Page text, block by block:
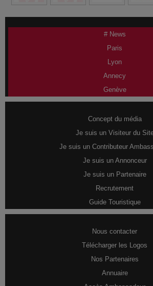
# News
Paris
Lyon
Annecy
Genève
Concept du média
Je suis un Visiteur du
Je suis un Contributeur
Je suis un Annonceur
Je suis un Partenaire
Recrutement
Guide Touristique
Nous contacter
Télécharger les Logos
Nos Partenaires
Annuaire